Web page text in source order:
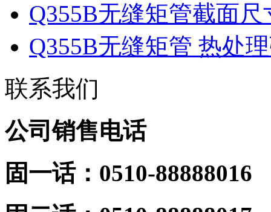
Q355B无缝矩管截面
Q355B无缝矩管 热处
联系我们
公司销售电话
固一话：0510-88888016